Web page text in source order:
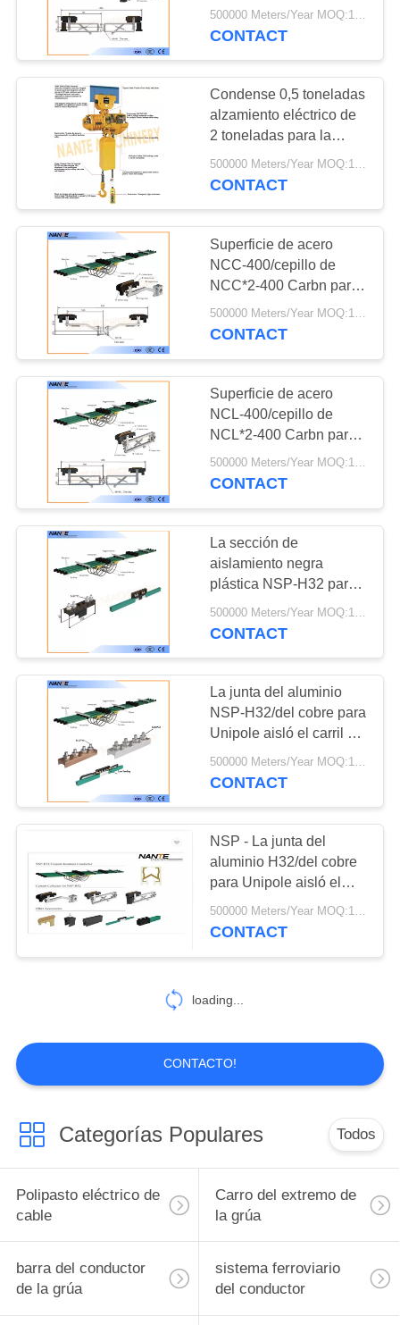
COMPANY
NEWS
MAPA
SITIO
PRIVACY
POLICY
accesorios del carril del
conductor NSP-H32
CONTACT
Condense 0,5 toneladas
alzamiento eléctrico de
2 toneladas para la
grúa/el tipo que viaja/fijó
el tipo
500000 Meters/Year MOQ:1 set
CONTACT
Superficie de acero
NCC-400/cepillo de
NCC*2-400 Carbn para
el sistema ferroviario del
conductor NSP-H32
500000 Meters/Year MOQ:1PC
CONTACT
Superficie de acero
NCL-400/cepillo de
NCL*2-400 Carbn para
el sistema ferroviario del
conductor NSP-H32
500000 Meters/Year MOQ:1PC
CONTACT
La sección de
aislamiento negra
plástica NSP-H32 para
prevenir la salida para
Unipole aisló el
CONTACT
La junta del aluminio
NSP-H32/del cobre para
Unipole aisló el carril del
conductor
500000 Meters/Year MOQ:1PC
CONTACT
NSP - La junta del
aluminio H32/del cobre
para Unipole aisló el
carril del conductor
500000 Meters/Year MOQ:1PC
CONTACT
loading...
CONTACTO!
Categorías Populares Todos
Polipasto eléctrico de
cable
Carro del extremo de
la grúa
barra del conductor
de la grúa
sistema ferroviario
del conductor